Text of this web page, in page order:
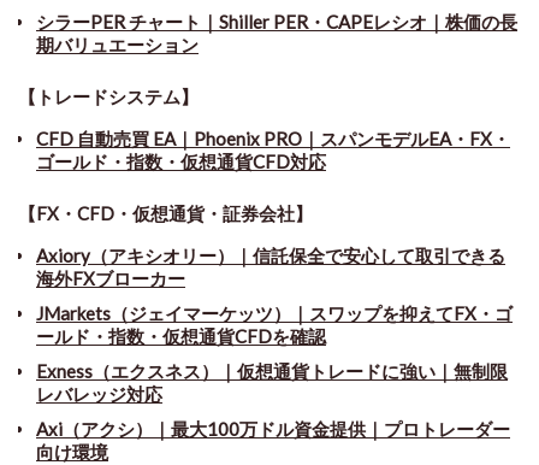
シラーPER チャート ｜ Shiller PER・CAPEレシオ｜株価の長
期バリュエーション
【トレードシステム】
CFD 自動売買 EA｜Phoenix PRO｜スパンモデルEA・FX・
ゴールド・指数・仮想通貨CFD対応
【FX・CFD・仮想通貨・証券会社】
Axiory（アキシオリー）｜信託保全で安心して取引できる
海外FXブローカー
JMarkets（ジェイマーケッツ）｜スワップを抑えてFX・ゴ
ールド・指数・仮想通貨CFDを確認
Exness（エクスネス）｜仮想通貨トレードに強い｜無制限
レバレッジ対応
Axi（アクシ）｜最大100万ドル資金提供｜プロトレーダー
向け環境